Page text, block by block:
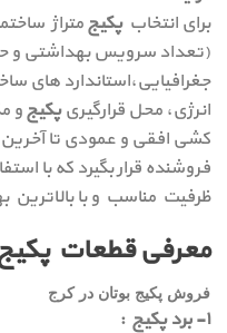
برای انتخابپکیجمتراژ
(تعداد سرویس بهداشتی و
جغرافیایی،استاندارد های
انرژی، محل قرارگیریپکیجو
کشی افقی و عمودی تا آخرین
فروشنده قرار بگیرد که با
ظرفیت مناسب و با بالاترین
معرفی قطعات
فروش پکیج بوتان در کرج
۱- برد پکیج :